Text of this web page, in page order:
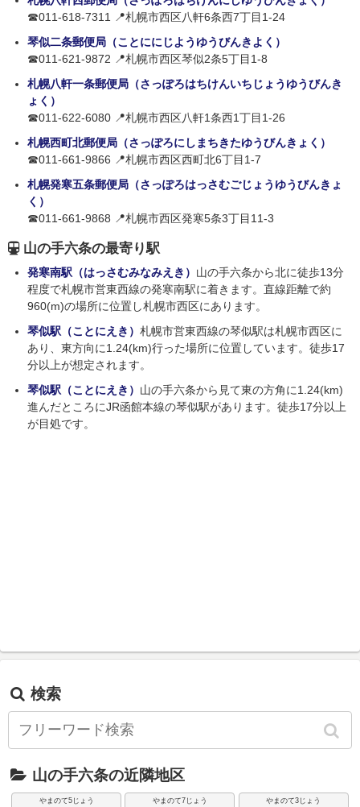
☎011-618-7311 📍札幌市西区八軒6条西7丁目1-24
琴似二条郵便局（ことににじようゆうびんきよく）
☎011-621-9872 📍札幌市西区琴似2条5丁目1-8
札幌八軒一条郵便局（さっぽろはちけんいちじょうゆうびんき
ょく）
☎011-622-6080 📍札幌市西区八軒1条西1丁目1-26
札幌西町北郵便局（さっぽろにしまちきたゆうびんきょく）
☎011-661-9866 📍札幌市西区西町北6丁目1-7
札幌発寒五条郵便局（さっぽろはっさむごじょうゆうびんきょ
く）
☎011-661-9868 📍札幌市西区発寒5条3丁目11-3
山の手六条の最寄り駅
発寒南駅（はっさむみなみえき） 山の手六条から北に徒歩13分
程度で札幌市営東西線の発寒南駅に着きます。直線距離で約
960(m)の場所に位置し札幌市西区にあります。
琴似駅（ことにえき） 札幌市営東西線の琴似駅は札幌市西区に
あり、東方向に1.24(km)行った場所に位置しています。徒歩17
分以上が想定されます。
琴似駅（ことにえき） 山の手六条から見て東の方角に1.24(km)
進んだところにJR函館本線の琴似駅があります。徒歩17分以上
が目処です。
検索
山の手六条の近隣地区
やまのて5じょう やまのて7じょう やまのて3じょう